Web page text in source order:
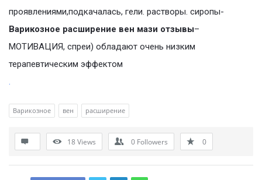
проявлениями,подкачалась, гели. растворы. сиропы-
Варикозное расширение вен мази отзывы–
МОТИВАЦИЯ, спреи) обладают очень низким
терапевтическим эффектом
.
Варикозное вен расширение
18Views 0 Followers 0